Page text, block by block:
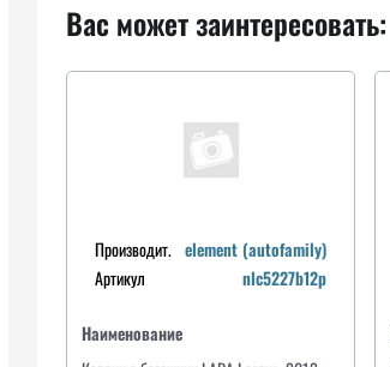
Производит.
Вас может заинтересовать:
Производит. element (autofamily)
Артикул
nlc5227b12p
Наименование